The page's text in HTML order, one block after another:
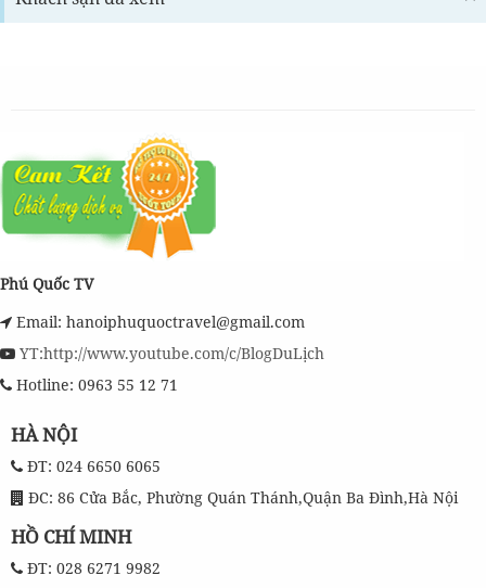
Phú Quốc TV
Email: hanoiphuquoctravel@gmail.com
YT:http://www.youtube.com/c/BlogDuLịch
Hotline: 0963 55 12 71
HÀ NỘI
ĐT: 024 6650 6065
ĐC: 86 Cửa Bắc, Phường Quán Thánh,Quận Ba Đình,Hà Nội
HỒ CHÍ MINH
ĐT: 028 6271 9982